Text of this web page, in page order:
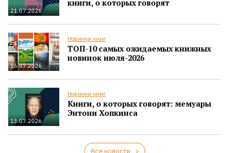
21.07.2026
книги, о которых говорят
16.07.2026
Новинки книг
ТОП-10 самых ожидаемых книжных
новинок июля-2026
13.07.2026
Новинки книг
Книги, о которых говорят: мемуары
Энтони Хопкинса
Все новости